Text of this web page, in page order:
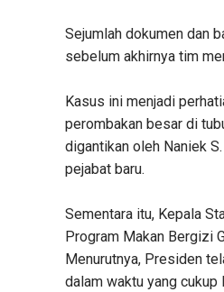
Sejumlah dokumen dan
sebelum akhirnya tim
Kasus ini menjadi
perombakan besar di
digantikan oleh Naniek
pejabat baru.
Sementara itu, Kepala
Program Makan Bergizi
Menurutnya, Presiden
dalam waktu yang cukup